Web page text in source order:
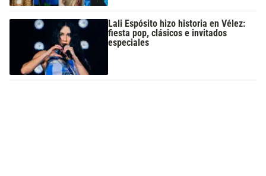
Lali Espósito hizo historia en Vélez:
fiesta pop, clásicos e invitados
especiales